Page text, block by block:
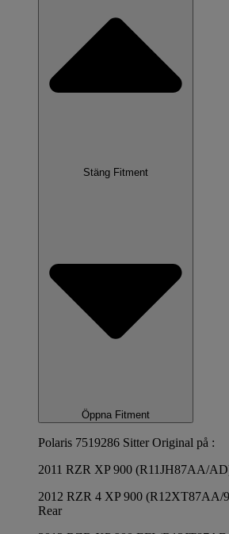
Stäng Fitment
Öppna Fitment
Polaris 7519286 Sitter Original på :
2011 RZR XP 900 (R11JH87AA/
2012 RZR 4 XP 900 (R12XT87AA/
Rear